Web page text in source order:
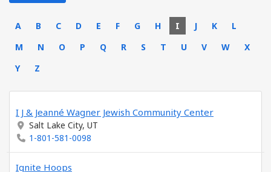
A B C D E F G H I J K
L
M
N O P Q R S T U V W
X
Y
Z
I J & Jeanné Wagner Jewish Community Center
Salt Lake City, UT
1-801-581-0098
Ignite Hoops